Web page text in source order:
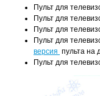
Пульт для
Пульт для
Пульт для
Пульт для
версия пульта на
Пульт для